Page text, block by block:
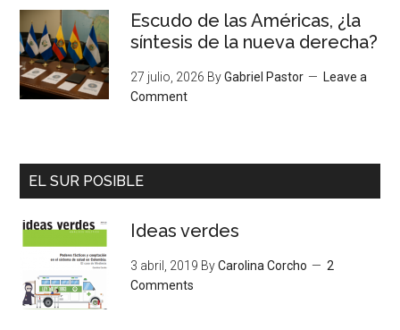
Escudo de las Américas, ¿la
síntesis de la nueva derecha?
27 julio, 2026 ByGabriel Pastor
Leave a
Comment
EL SUR POSIBLE
Ideas verdes
3 abril, 2019 ByCarolina Corcho
2
Comments